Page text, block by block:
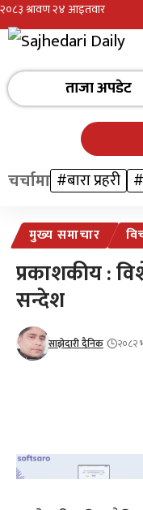
ताजा अपडेट
चर्चामा #बारा प्रहरी
मुख्य समाचार
प्रकाशकीय :
सन्देश
साझेदारी दैनिक २०८२